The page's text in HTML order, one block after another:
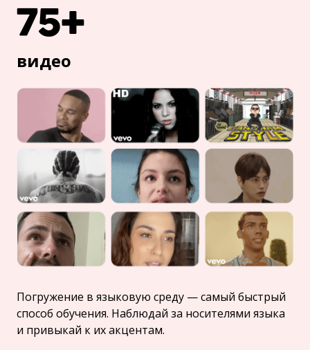
75+
видео
Погружение в языковую среду — самый быстрый
способ обучения. Наблюдай за носителями языка
и привыкай к их акцентам.